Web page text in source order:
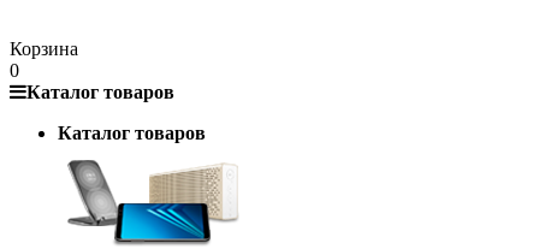
Корзина
0
Каталог товаров
Каталог товаров